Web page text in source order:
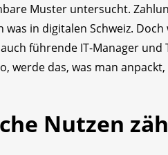
Muster untersucht.
in digitalen Schweiz.
führende IT-Manager
werde das, was man
Nutzen